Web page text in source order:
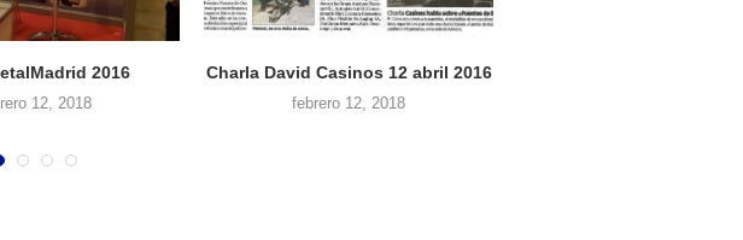
METALINDUSTRIA Nº 10 –
OCTUBRE 2016